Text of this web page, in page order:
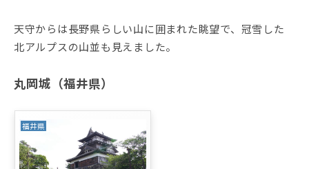
天守からは長野県らしい山に囲まれた眺望で、冠雪した
北アルプスの山並も見えました。
丸岡城（福井県）
福井県